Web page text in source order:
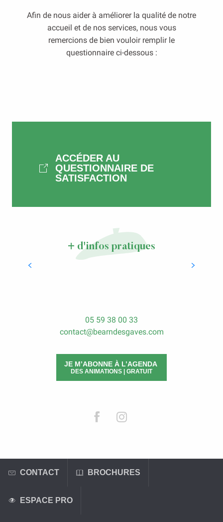
Afin de nous aider à améliorer la qualité de notre
accueil et de nos services, nous vous
remercions de bien vouloir remplir le
questionnaire ci-dessous :
ACCÉDER AU
QUESTIONNAIRE DE
SATISFACTION
+ d'infos pratiques
Brochures
05 59 38 00 33
contact@bearndesgaves.com
JE M’ABONNE À L’AGENDA
DES ANIMATIONS | GRATUIT
CONTACT BROCHURES
ESPACE PRO